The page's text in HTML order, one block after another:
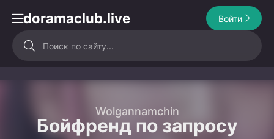
doramaclub.live Войти
Wolgannamchin
Бойфренд по запросу